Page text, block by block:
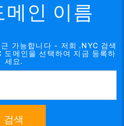
메인 이름
가능합니다 - 저희 .NYC 검색
도메인을 선택하여 지금 등록하
세요.
검색